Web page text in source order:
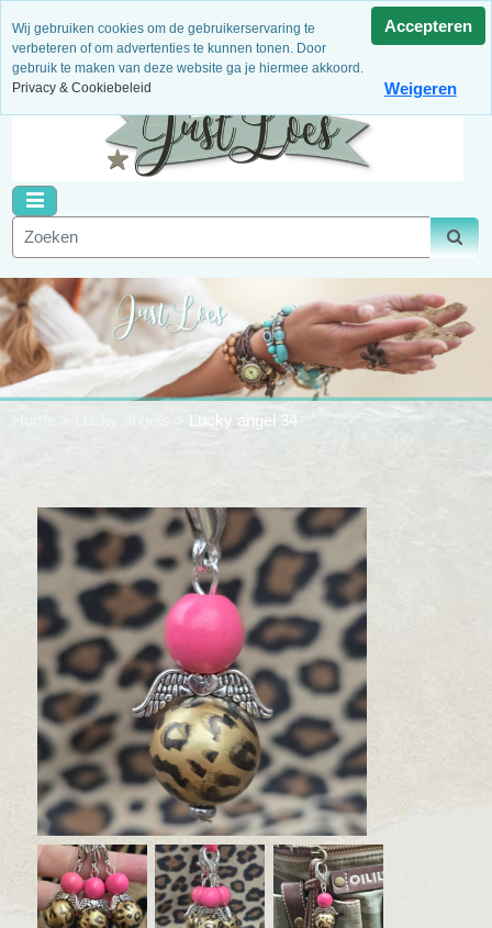
Niet goed, geld terug!
Dagelijks
nieuwe artikelen
Binnen 14 dagen retour Veilig betalen
Lucky angel 34
Wij gebruiken cookies om de gebruikerservaring te
verbeteren of om advertenties te kunnen tonen. Door
gebruik te maken van deze website ga je hiermee akkoord.
Privacy & Cookiebeleid
Accepteren
Weigeren